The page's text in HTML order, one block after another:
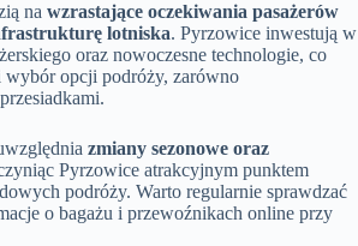
na wzrastające oczekiwania pasażerów
lotniska. Pyrzowice inwestują w
oraz nowoczesne technologie, co
wybór opcji podróży, zarówno
zmiany sezonowe oraz
Pyrzowice atrakcyjnym punktem
podróży. Warto regularnie sprawdzać
o bagażu i przewoźnikach online przy